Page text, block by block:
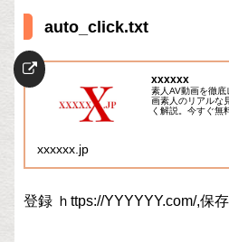
auto_click.txt
xxxxxx
素人AV動画を徹
画素人のリアルな
く解説。今すぐ無
xxxxxx.jp
登録 ｈttps://YYYYYY.com/,保存